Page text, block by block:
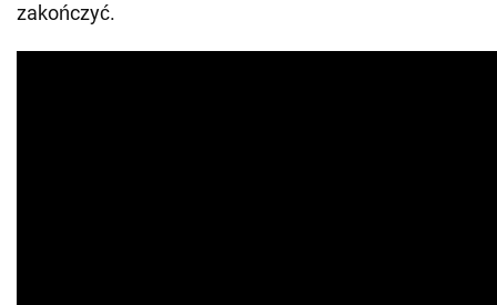
zakończyć.